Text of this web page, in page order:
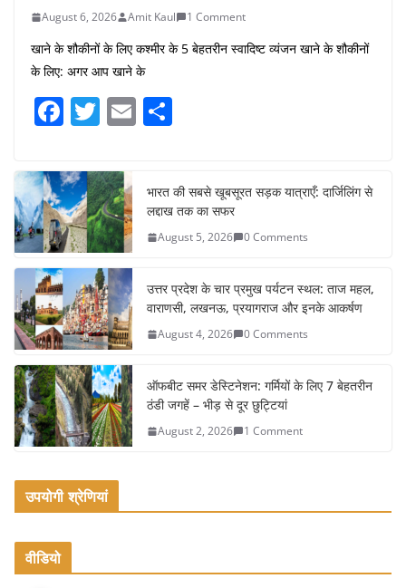
August 6, 2026 Amit Kaul 1 Comment
खाने के शौकीनों के लिए कश्मीर के 5 बेहतरीन स्वादिष्ट व्यंजन खाने के शौकीनों
के लिए: अगर आप खाने के
F
c
e
b
o
o
k
T
itt
er
E
e
भारत की सबसे खूबसूरत सड़क यात्राएँ: दार्जिलिंग से
लद्दाख तक का सफर
August 5, 2026 0 Comments
उत्तर प्रदेश के चार प्रमुख पर्यटन स्थल: ताज महल,
वाराणसी, लखनऊ, प्रयागराज और इनके आकर्षण
August 4, 2026 0 Comments
ऑफबीट समर डेस्टिनेशन: गर्मियों के लिए 7 बेहतरीन
ठंडी जगहें – भीड़ से दूर छुट्टियां
August 2, 2026 1 Comment
उपयोगी श्रेणियां
वीडियो